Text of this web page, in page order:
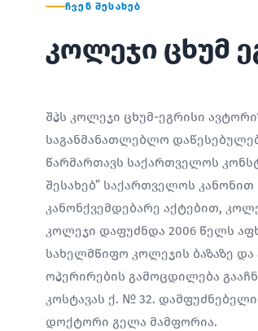
ᲩᲕᲔᲜ ᲨᲔᲡᲐᲮᲔᲑ
კოლეჯი ცხუმ
შპს კოლეჯი ცხუმ-ეგრისი
საგანმანათლებლო
წარმართავს საქართველოს
შესახებ” საქართველოს
კანონქვემდებარე აქტებით,
კოლეჯი დაფუძნდა 2006 წელს
სახელმწიფო კოლეჯის ბაზაზე
ოპერირების გამოცდილება
კოსტავას ქ. № 32.
დოქტორი გელა მამფორია.